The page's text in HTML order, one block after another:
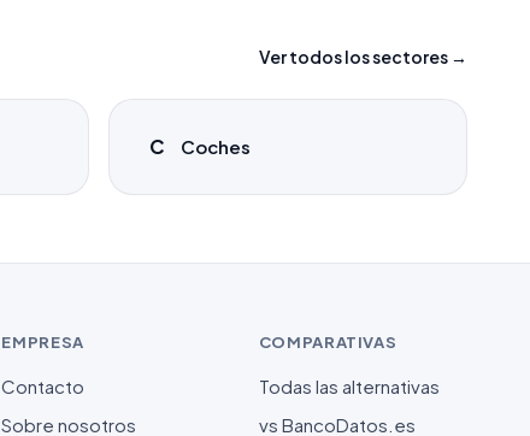
Ver todos los sectores →
C Coches
EMPRESA
Contacto
Sobre nosotros
COMPARATIVAS
Todas las alternativas
vs BancoDatos.es